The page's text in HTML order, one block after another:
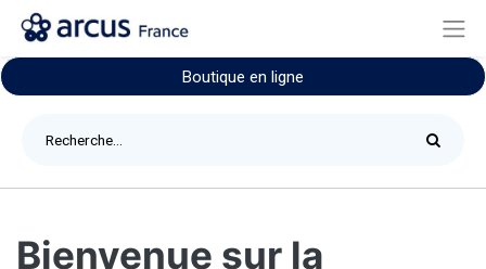
Boutique en ligne
Bienvenue sur la